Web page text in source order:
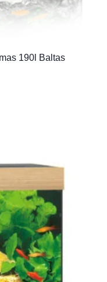
190l Baltas